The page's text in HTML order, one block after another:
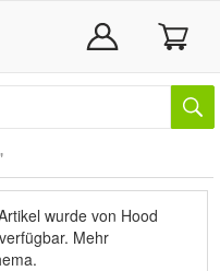
wurde von Hood
Mehr